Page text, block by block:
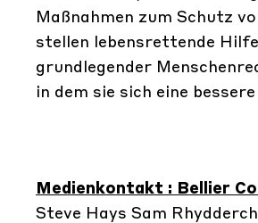
Maßnahmen zum Schutz
stellen lebensrettende
grundlegender
in dem sie sich eine
Medienkontakt : Bellier
Steve Hays Sam Rhydderch